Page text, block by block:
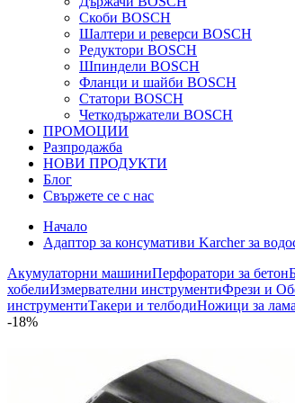
Скоби BOSCH
Шалтери и реверси BOSCH
Редуктори BOSCH
Шпиндели BOSCH
Фланци и шайби BOSCH
Статори BOSCH
Четкодържатели BOSCH
ПРОМОЦИИ
Разпродажба
НОВИ ПРОДУКТИ
Блог
Свържете се с нас
Начало
Адаптор за консумативи Karcher за
Акумулаторни машиниПерфоратори за бетон
хобелиИзмервателни инструментиФрези и
инструментиТакери и телбодиНожици за
-18%